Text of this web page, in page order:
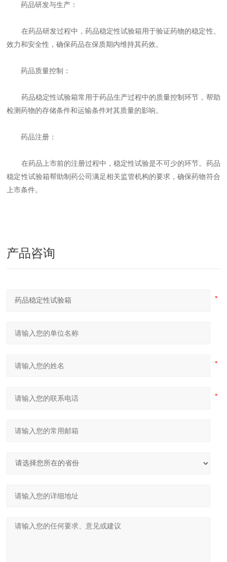
药品研发与生产：
在药品研发过程中，药品稳定性试验箱用于验证药物的稳定性、
效力和安全性，确保药品在保质期内维持其药效。
药品质量控制：
药品稳定性试验箱常用于药品生产过程中的质量控制环节，帮助
检测药物的存储条件和运输条件对其质量的影响。
药品注册：
在药品上市前的注册过程中，稳定性试验是不可少的环节。药品
稳定性试验箱帮助制药公司满足相关监管机构的要求，确保药物符合
上市条件。
产品咨询